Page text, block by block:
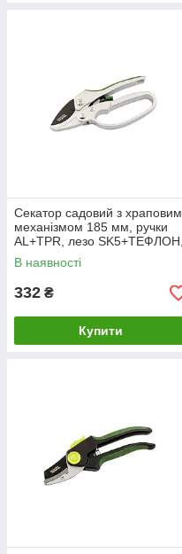
Секатор садовий з храповим
механізмом 185 мм, ручки
AL+TPR, лезо SK5+ТЕФЛОН,
ковадло MASTER TOOL 14-
6118
В наявності
332 ₴
Купити